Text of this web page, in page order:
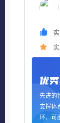
优
先进的
支撑体
环、可